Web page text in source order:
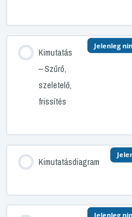
Kimutatás
– Szűrő,
szeletelő,
frissítés
Jelenleg
Kimutatásdiagram
Jelenleg